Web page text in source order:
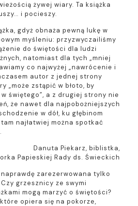
żywej wiary. Ta książka
i pocieszy.
gdyż obnaża pewną lukę w
myśleniu: przyzwyczailiśmy
do świętości dla ludzi
natomiast dla tych „mniej
co najwyżej „nawrócenie i
autor z jednej strony
„może zstąpić w błoto, by
świętego”, a z drugiej strony nie
że nawet dla najpobożniejszych
w dół, ku głębinom
tam najłatwiej można spotkać
Danuta Piekarz, biblistka,
Papieskiej Rady ds. Świeckich
zarezerwowana tylko
grzesznicy ze swymi
mogą marzyć o świętości?
opiera się na pokorze,